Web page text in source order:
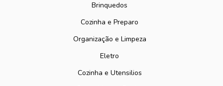
Brinquedos
Cozinha e Preparo
Organização e Limpeza
Eletro
Cozinha e Utensilios